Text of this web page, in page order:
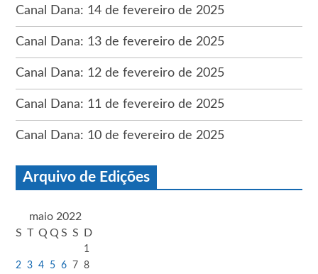
Canal Dana: 14 de fevereiro de 2025
Canal Dana: 13 de fevereiro de 2025
Canal Dana: 12 de fevereiro de 2025
Canal Dana: 11 de fevereiro de 2025
Canal Dana: 10 de fevereiro de 2025
Arquivo de Edições
maio 2022
S T Q Q S S D
1
2
3 4 5 6 7 8